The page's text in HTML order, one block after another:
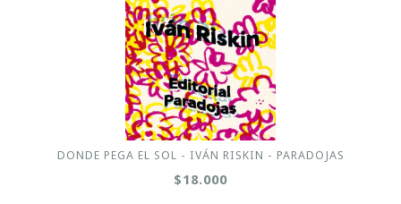
DONDE PEGA EL SOL - IVÁN RISKIN - PARADOJAS
$18.000